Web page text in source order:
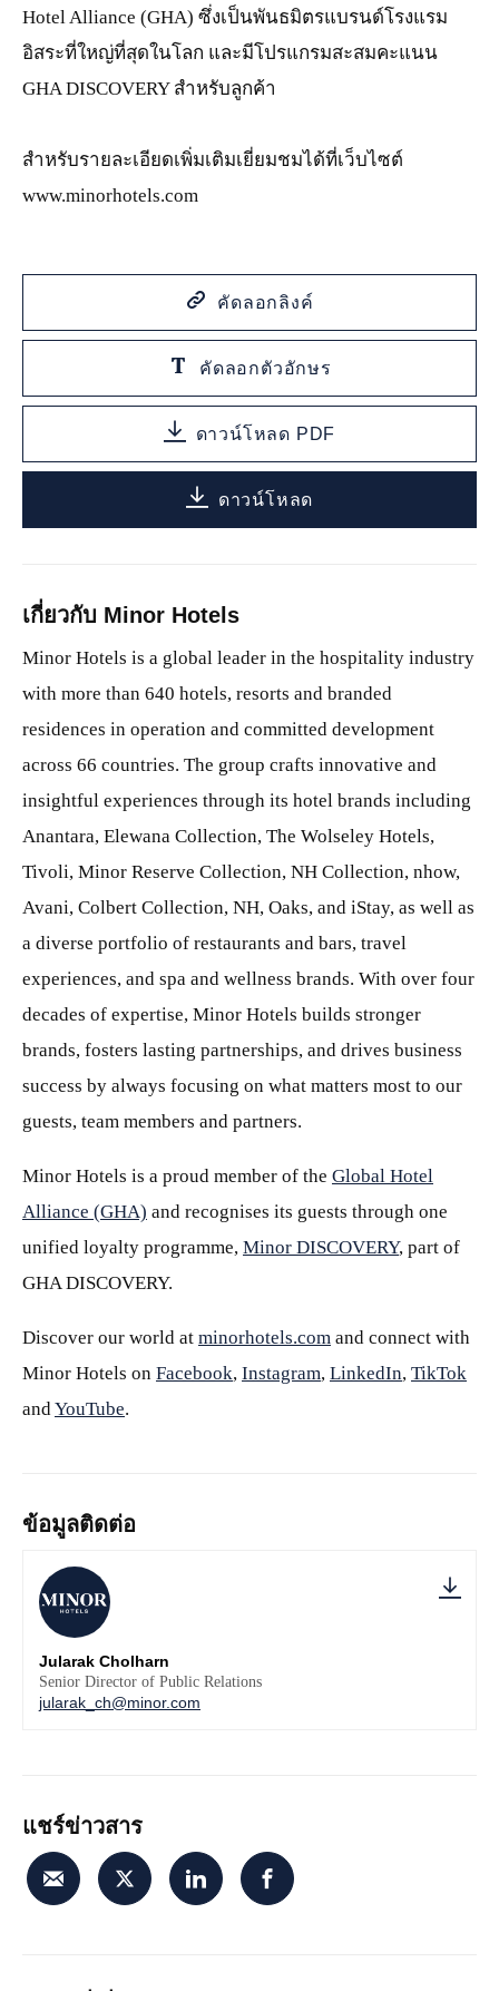
Hotel Alliance (GHA) ซึ่งเป็นพันธมิตรแบรนด์โรงแรม
อิสระที่ใหญ่ที่สุดในโลก และมีโปรแกรมสะสมคะแนน
GHA DISCOVERY สำหรับลูกค้า
สำหรับรายละเอียดเพิ่มเติมเยี่ยมชมได้ที่เว็บไซต์
www.minorhotels.com
คัดลอกลิงค์
คัดลอกตัวอักษร
ดาวน์โหลด PDF
ดาวน์โหลด
เกี่ยวกับ Minor Hotels
Minor Hotels is a global leader in the hospitality industry
with more than 640 hotels, resorts and branded
residences in operation and committed development
across 66 countries. The group crafts innovative and
insightful experiences through its hotel brands including
Anantara, Elewana Collection, The Wolseley Hotels,
Tivoli, Minor Reserve Collection, NH Collection, nhow,
Avani, Colbert Collection, NH, Oaks, and iStay, as well as
a diverse portfolio of restaurants and bars, travel
experiences, and spa and wellness brands. With over four
decades of expertise, Minor Hotels builds stronger
brands, fosters lasting partnerships, and drives business
success by always focusing on what matters most to our
guests, team members and partners.
Minor Hotels is a proud member of the Global Hotel
Alliance (GHA) and recognises its guests through one
unified loyalty programme, Minor DISCOVERY, part of
GHA DISCOVERY.
Discover our world at minorhotels.com and connect with
Minor Hotels on Facebook, Instagram, LinkedIn, TikTok
and YouTube.
ข้อมูลติดต่อ
Jularak Cholharn
Senior Director of Public Relations
jularak_ch@minor.com
แชร์ข่าวสาร